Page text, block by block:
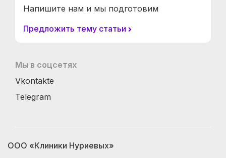
Напишите нам и мы подготовим
Предложить тему статьи
Мы в соцсетях
Vkontakte
Telegram
ООО «Клиники Нуриевых»